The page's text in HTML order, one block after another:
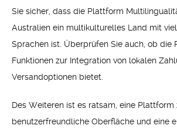
Sie sicher, dass die Plattform
Australien ein multikulturelles Land mit
Sprachen ist. Überprüfen Sie auch, ob die
Funktionen zur Integration von lokalen
Versandoptionen bietet.
Des Weiteren ist es ratsam, eine Plattform
benutzerfreundliche Oberfläche und eine